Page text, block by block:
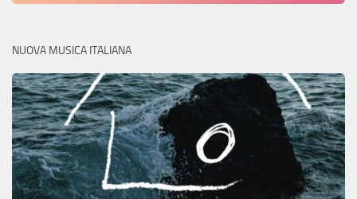
NUOVA MUSICA ITALIANA